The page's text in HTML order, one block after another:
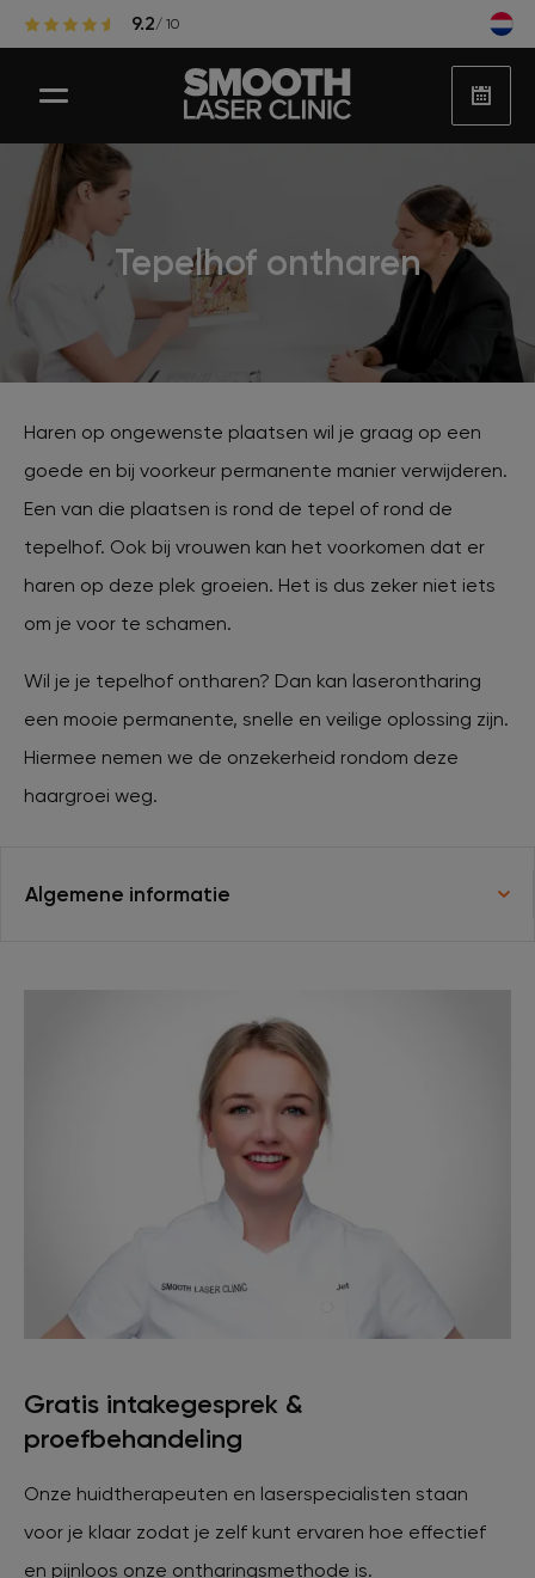
9.2/ 10
Tepelhof ontharen
Haren op ongewenste plaatsen wil je graag op een
goede en bij voorkeur permanente manier verwijderen.
Een van die plaatsen is rond de tepel of rond de
tepelhof. Ook bij vrouwen kan het voorkomen dat er
haren op deze plek groeien. Het is dus zeker niet iets
om je voor te schamen.
Wil je je tepelhof ontharen? Dan kan laserontharing
een mooie permanente, snelle en veilige oplossing zijn.
Hiermee nemen we de onzekerheid rondom deze
haargroei weg.
Algemene informatie
Gratis intakegesprek &
proefbehandeling
Onze huidtherapeuten en laserspecialisten staan
voor je klaar zodat je zelf kunt ervaren hoe effectief
en pijnloos onze ontharingsmethode is.
Laser ontharen
Huidproblemen
XL Hair
Tattoo verwijderen
Cosmetisch arts
Veelgestelde vragen
Over ons Locaties Vacatures